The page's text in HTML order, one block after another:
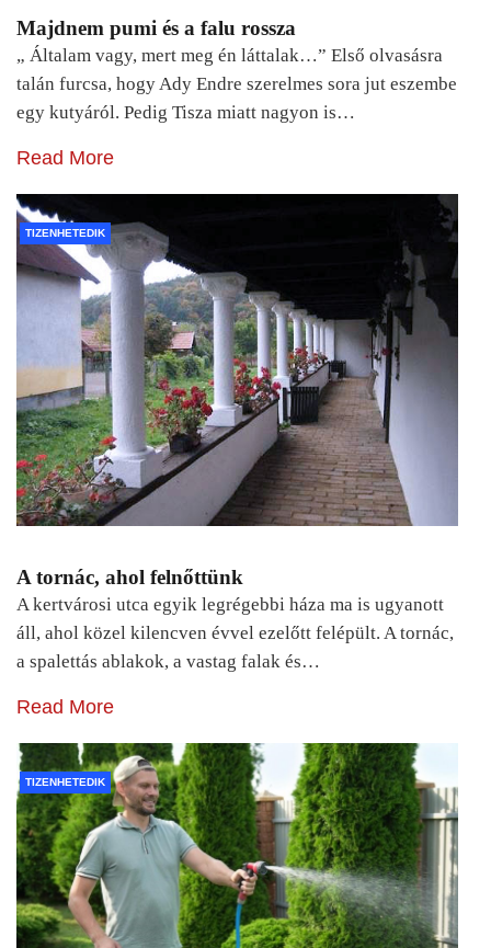
Majdnem pumi és a falu rossza
„ Általam vagy, mert meg én láttalak…” Első olvasásra
talán furcsa, hogy Ady Endre szerelmes sora jut eszembe
egy kutyáról. Pedig Tisza miatt nagyon is…
Read More
TIZENHETEDIK
A tornác, ahol felnőttünk
A kertvárosi utca egyik legrégebbi háza ma is ugyanott
áll, ahol közel kilencven évvel ezelőtt felépült. A tornác,
a spalettás ablakok, a vastag falak és…
Read More
TIZENHETEDIK